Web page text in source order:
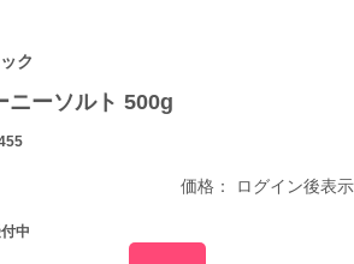
ク
ニーソルト 500g
価格： ログイン後表示
中